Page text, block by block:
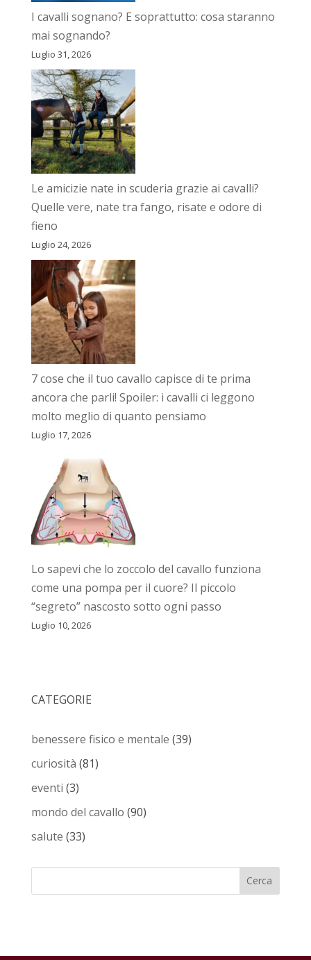
I cavalli sognano? E soprattutto: cosa staranno
mai sognando?
Luglio 31, 2026
Le amicizie nate in scuderia grazie ai cavalli?
Quelle vere, nate tra fango, risate e odore di
fieno
Luglio 24, 2026
7 cose che il tuo cavallo capisce di te prima
ancora che parli! Spoiler: i cavalli ci leggono
molto meglio di quanto pensiamo
Luglio 17, 2026
Lo sapevi che lo zoccolo del cavallo funziona
come una pompa per il cuore? Il piccolo
“segreto” nascosto sotto ogni passo
Luglio 10, 2026
CATEGORIE
benessere fisico e mentale (39)
curiosità (81)
eventi (3)
mondo del cavallo (90)
salute (33)
Cerca